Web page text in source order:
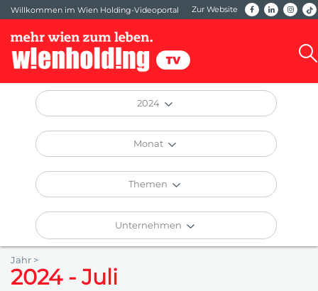
Willkommen im Wien Holding-Videoportal Zur Website
2024
Monat
Themen
Unternehmen
Jahr >
2024 - Juli